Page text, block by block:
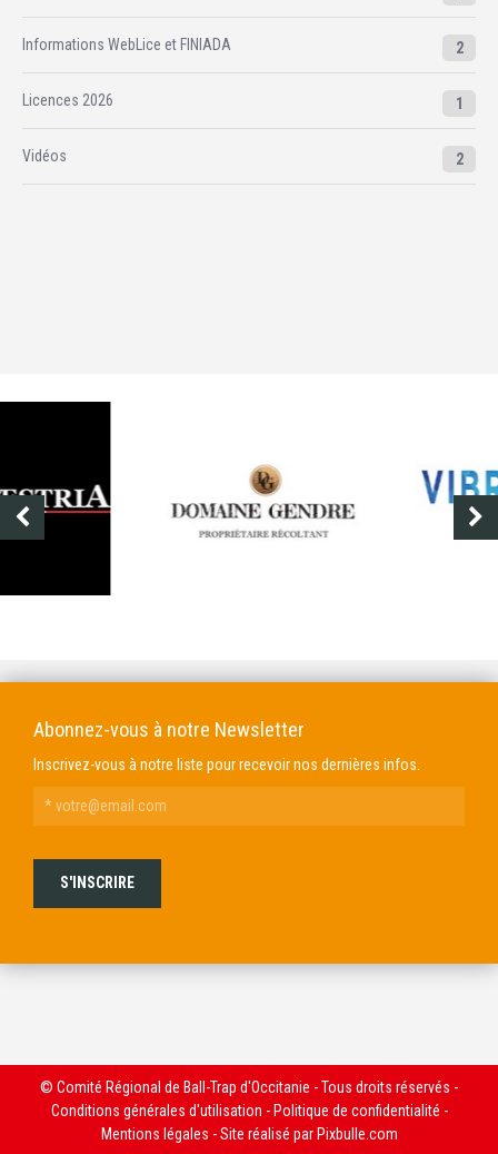
Informations WebLice et FINIADA 2
Licences 2026 1
Vidéos 2
Abonnez-vous à notre Newsletter
Inscrivez-vous à notre liste pour recevoir nos dernières infos.
© Comité Régional de Ball-Trap d'Occitanie - Tous droits réservés -
Conditions générales d'utilisation - Politique de confidentialité -
Mentions légales - Site réalisé par Pixbulle.com